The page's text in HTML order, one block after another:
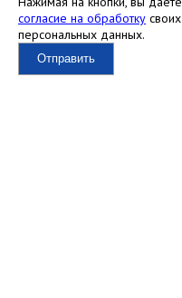
согласие на обработку своих
персональных данных.
Отправить